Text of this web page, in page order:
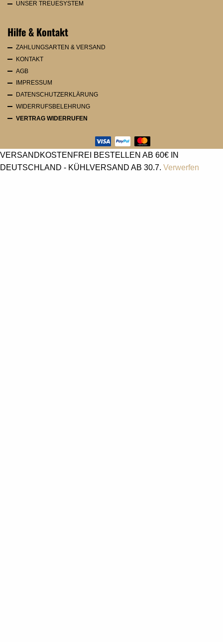
UNSER TREUESYSTEM
Hilfe & Kontakt
ZAHLUNGSARTEN & VERSAND
KONTAKT
AGB
IMPRESSUM
DATENSCHUTZERKLÄRUNG
WIDERRUFSBELEHRUNG
VERTRAG WIDERRUFEN
VERSANDKOSTENFREI BESTELLEN AB 60€ IN
DEUTSCHLAND - KÜHLVERSAND AB 30.7. Verwerfen